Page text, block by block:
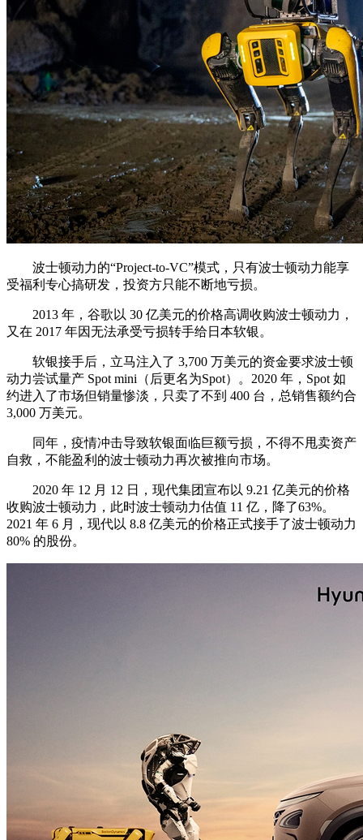
波士顿动力的“Project-to-VC”模式，只有波士顿动力能享
受福利专心搞研发，投资方只能不断地亏损。
2013 年，谷歌以 30 亿美元的价格高调收购波士顿动力，
又在 2017 年因无法承受亏损转手给日本软银。
软银接手后，立马注入了 3,700 万美元的资金要求波士顿
动力尝试量产 Spot mini（后更名为Spot）。2020 年，Spot 如
约进入了市场但销量惨淡，只卖了不到 400 台，总销售额约合
3,000 万美元。
同年，疫情冲击导致软银面临巨额亏损，不得不甩卖资产
自救，不能盈利的波士顿动力再次被推向市场。
2020 年 12 月 12 日，现代集团宣布以 9.21 亿美元的价格
收购波士顿动力，此时波士顿动力估值 11 亿，降了63%。
2021 年 6 月，现代以 8.8 亿美元的价格正式接手了波士顿动力
80% 的股份。